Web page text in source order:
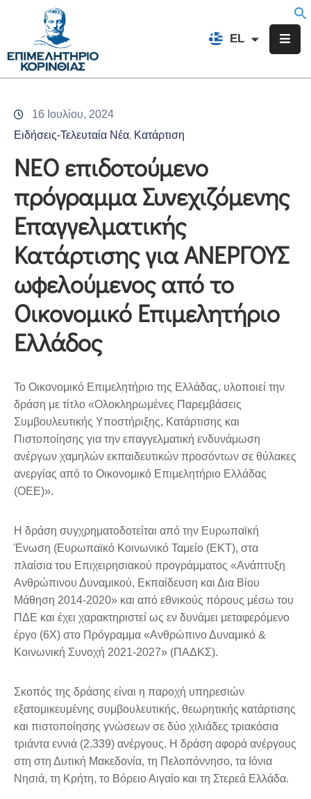
EL
FR
Επιμελητήριο
Υπηρεσίες
Προγράμματα
Δράσεις
Εκδηλώσεις
Επικοινωνία
16 Ιουλίου, 2024
Ειδήσεις-Τελευταία Νέα Κατάρτιση
ΝΕΟ επιδοτούμενο
πρόγραμμα Συνεχιζόμενης
Επαγγελματικής
Κατάρτισης για ΑΝΕΡΓΟΥΣ
ωφελούμενος από το
Οικονομικό Επιμελητήριο
Ελλάδος
Το Οικονομικό Επιμελητήριο της Ελλάδας, υλοποιεί την
δράση με τίτλο «Ολοκληρωμένες Παρεμβάσεις
Συμβουλευτικής Υποστήριξης, Κατάρτισης και
Πιστοποίησης για την επαγγελματική ενδυνάμωση
ανέργων χαμηλών εκπαιδευτικών προσόντων σε θύλακες
ανεργίας από το Οικονομικό Επιμελητήριο Ελλάδας
(ΟΕΕ)».
Η δράση συγχρηματοδοτείται από την Ευρωπαϊκή
Ένωση (Ευρωπαϊκό Κοινωνικό Ταμείο (ΕΚΤ), στα
πλαίσια του Επιχειρησιακού προγράμματος «Ανάπτυξη
Ανθρώπινου Δυναμικού, Εκπαίδευση και Δια Βίου
Μάθηση 2014-2020» και από εθνικούς πόρους μέσω του
ΠΔΕ και έχει χαρακτηριστεί ως εν δυνάμει μεταφερόμενο
έργο (6Χ) στο Πρόγραμμα «Ανθρώπινο Δυναμικό &
Κοινωνική Συνοχή 2021-2027» (ΠΑΔΚΣ).
Σκοπός της δράσης είναι η παροχή υπηρεσιών
εξατομικευμένης συμβουλευτικής, θεωρητικής κατάρτισης
και πιστοποίησης γνώσεων σε δύο χιλιάδες τριακόσια
τριάντα εννιά (2.339) ανέργους. Η δράση αφορά ανέργους
στη στη Δυτική Μακεδονία, τη Πελοπόννησο, τα Ιόνια
Νησιά, τη Κρήτη, το Βόρειο Αιγαίο και τη Στερεά Ελλάδα.